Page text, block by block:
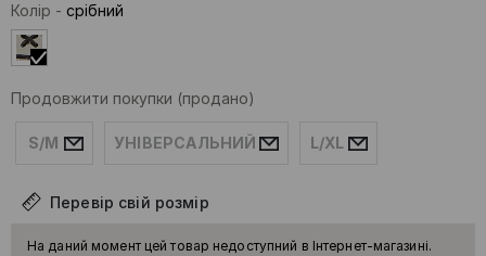
Колір - срібний
Продовжити покупки (продано)
S/M УНІВЕРСАЛЬНИЙ L/XL
Перевір свій розмір
На даний момент цей товар недоступний в Інтернет-магазині.